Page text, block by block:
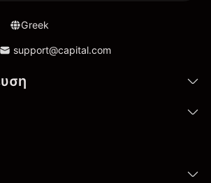
Greek
support@capital.com